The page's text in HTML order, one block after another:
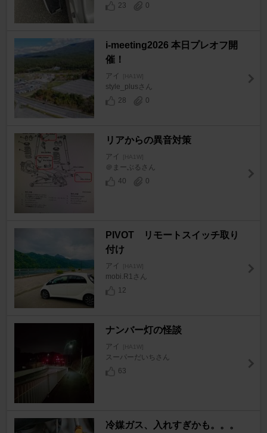
23
0
i-meeting2026 本日プレオフ開
催！
アイ [HA1W]
style_plusさん
28
0
リアからの異音対策
アイ [HA1W]
＠まーぶるさん
40
0
PIVOT リモートスイッチ取り
付け
アイ [HA1W]
mobi.R1さん
12
ナンバー灯の怪談
アイ [HA1W]
スーパーだいちさん
63
冷媒ガス、入れすぎかも。。。